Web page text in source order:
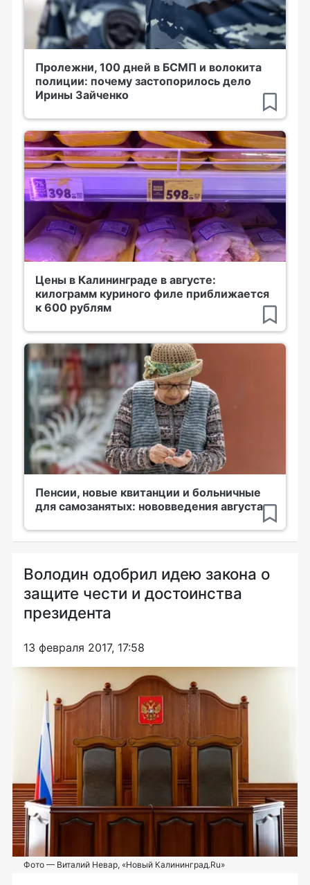
Пролежни, 100 дней в БСМП и волокита
полиции: почему застопорилось дело
Ирины Зайченко
Цены в Калининграде в августе:
килограмм куриного филе приближается
к 600 рублям
Пенсии, новые квитанции и больничные
для самозанятых: нововведения августа
Володин одобрил идею закона о
защите чести и достоинства
президента
13 февраля 2017, 17:58
Фото — Виталий Невар, «Новый Калининград.Ru»